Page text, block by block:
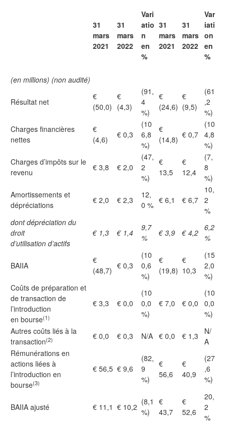
31
mars
2021
31
mars
2022
Vari
atio
n
en
%
31
mars
2021
31
mars
2022
Var
iati
on
en
%
(en millions) (non audité)
Résultat net
€
(50,0)
€
(4,3)
(91,
4
%)
€
(24,6)
€
(9,5)
(61
,2
%)
Charges financières
nettes
€
(4,6)
€ 0,3
(10
6,8
%)
€
(14,8) € 0,7
(10
4,8
%)
Charges d’impôts sur le
revenu
€ 3,8 € 2,0
(47,
2
%)
€
13,5
€
12,4
(7,
8
%)
Amortissements et
dépréciations
€ 2,0 € 2,3
12,
0 % € 6,1 € 6,7
10,
2
%
dont dépréciation du
droit
d’utilisation d’actifs
€ 1,3 € 1,4
9,7
%
€ 3,9 € 4,2
6,2
%
BAIIA
€
(48,7) € 0,3
(10
0,6
%)
€
(19,8)
€
10,3
(15
2,0
%)
Coûts de préparation et
de transaction de
l’introduction
en bourse(1)
€ 3,3 € 0,0
(10
0,0
%)
€ 7,0 € 0,0
(10
0,0
%)
Autres coûts liés à la
transaction(2) € 0,0 € 0,3 N/A € 0,0 € 1,3
N/
A
Rémunérations en
actions liées à
l’introduction en
bourse(3)
€ 56,5 € 9,6
(82,
9
%)
€
56,6
€
40,9
(27
,6
%)
BAIIA ajusté € 11,1 € 10,2
(8,1
%)
€
43,7
€
52,6
20,
2
%